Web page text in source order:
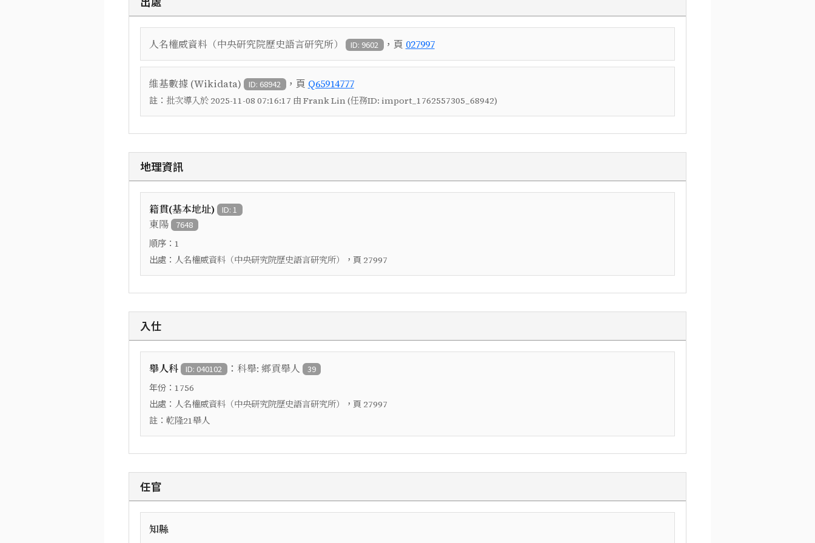
人名權威資料（中央研究院歷史語言研究所） ID: 9602 ，頁 027997
維基數據 (Wikidata) ID: 68942 ，頁 Q65914777
註： 批次導入於 2025-11-08 07:16:17 由 Frank Lin (任務ID: import_1762557305_68942)
地理資訊
籍貫(基本地址) ID: 1
東陽 7648
順序： 1
出處： 人名權威資料（中央研究院歷史語言研究所） ，頁 27997
入仕
舉人科 ID: 040102 ： 科舉: 鄉貢舉人 39
年份： 1756
出處： 人名權威資料（中央研究院歷史語言研究所） ，頁 27997
註： 乾隆21舉人
任官
知縣